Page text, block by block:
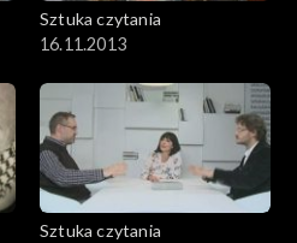
Sztuka czytania
16.11.2013
Sztuka czytania